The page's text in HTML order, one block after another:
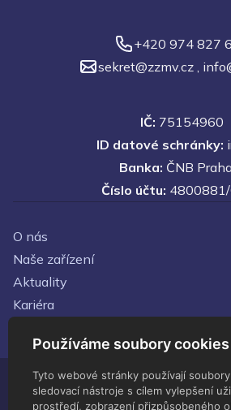
Používáme soubory cookies
Tyto webové stránky používají
sledovací nástroje s cílem vylepšení
prostředí, zobrazení přizpůsobeného
+420 974 827
sekret@zzmv.cz ,
IČ: 75154960
ID datové schránky:
Banka: ČNB
Číslo účtu:
O nás
Naše zařízení
Aktuality
Kariéra
© Zdravotnické zařízení Ministerstva